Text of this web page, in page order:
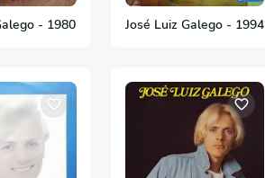
- 1980 José Luiz Galego - 1994